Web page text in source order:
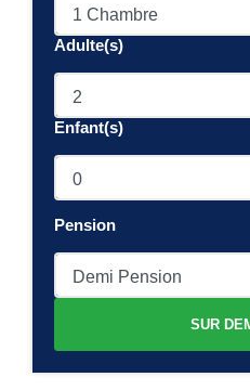
1 Chambre
Adulte(s)
2
Enfant(s)
0
Pension
Demi Pension
SUR